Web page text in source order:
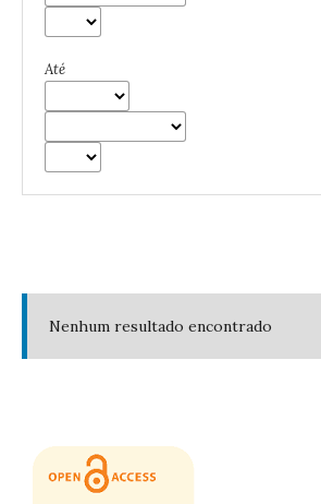
Até
Nenhum resultado encontrado